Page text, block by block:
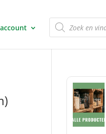
Producten
zoeken